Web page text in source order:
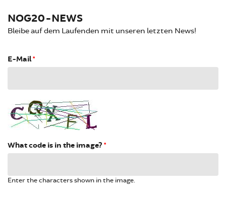
NOG20-NEWS
Bleibe auf dem Laufenden mit unseren letzten News!
E-Mail*
What code is in the image? *
Enter the characters shown in the image.